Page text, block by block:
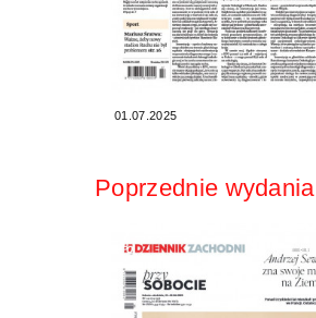
01.07.2025
Poprzednie wydania